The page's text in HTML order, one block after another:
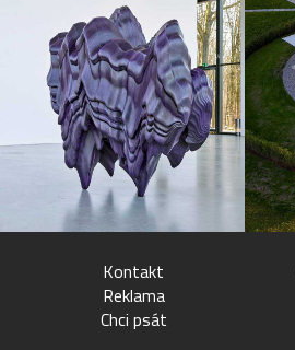
Kontakt
Reklama
Chci psát